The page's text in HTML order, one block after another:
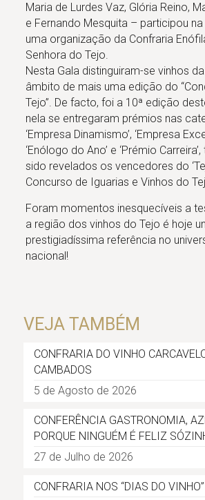
Maria de Lurdes Vaz, Glória Reino,
e Fernando Mesquita – participou na
uma organização da Confraria
Senhora do Tejo.
Nesta Gala distinguiram-se vinhos
âmbito de mais uma edição do
Tejo”. De facto, foi a 10ª edição
nela se entregaram prémios nas
‘Empresa Dinamismo’, ‘Empresa
‘Enólogo do Ano’ e ‘Prémio
sido revelados os vencedores do
Concurso de Iguarias e Vinhos do
Foram momentos inesquecíveis a
a região dos vinhos do Tejo é hoje
prestigiadíssima referência no
nacional!
VEJA TAMBÉM
CONFRARIA DO VINHO
CAMBADOS
5 de Agosto de 2026
CONFERÊNCIA GASTRONOMIA,
PORQUE NINGUÉM É FELIZ
27 de Julho de 2026
CONFRARIA NOS “DIAS DO